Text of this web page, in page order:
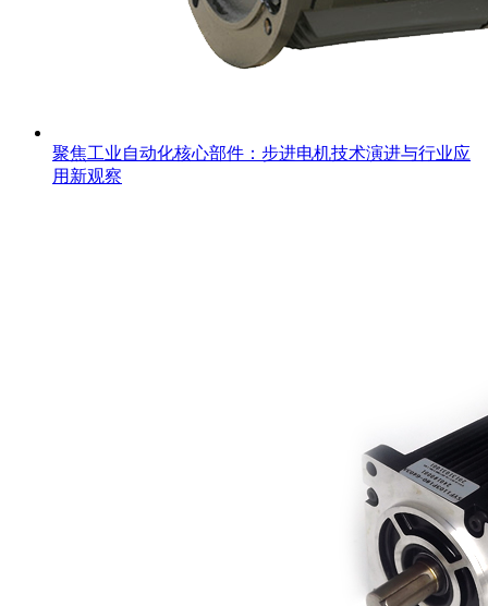
聚焦工业自动化核心部件：步进电机技术演进与行业应
用新观察